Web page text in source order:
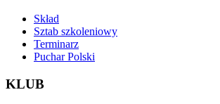
Skład
Sztab szkoleniowy
Terminarz
Puchar Polski
KLUB